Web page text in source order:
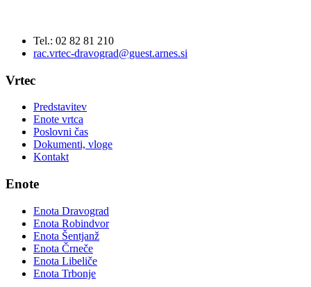
Tel.: 02 82 81 210
rac.vrtec-dravograd@guest.arnes.si
Vrtec
Predstavitev
Enote vrtca
Poslovni čas
Dokumenti, vloge
Kontakt
Enote
Enota Dravograd
Enota Robindvor
Enota Šentjanž
Enota Črneče
Enota Libeliče
Enota Trbonje